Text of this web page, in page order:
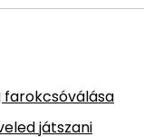
farokcsóválása
játszani